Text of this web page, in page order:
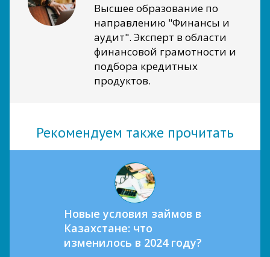
Высшее образование по
направлению "Финансы и
аудит". Эксперт в области
финансовой грамотности и
подбора кредитных
продуктов.
Рекомендуем также прочитать
Новые условия займов в
Казахстане: что
изменилось в 2024 году?